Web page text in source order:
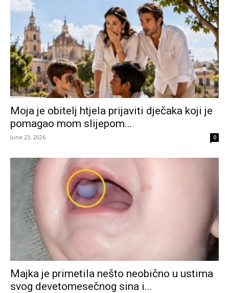
Moja je obitelj htjela prijaviti dječaka koji je
pomagao mom slijepom...
June 23, 2026 0
Majka je primetila nešto neobično u ustima
svog devetomesečnog sina i...